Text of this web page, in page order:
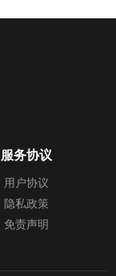
服务协议
用户协议
隐私政策
免责声明